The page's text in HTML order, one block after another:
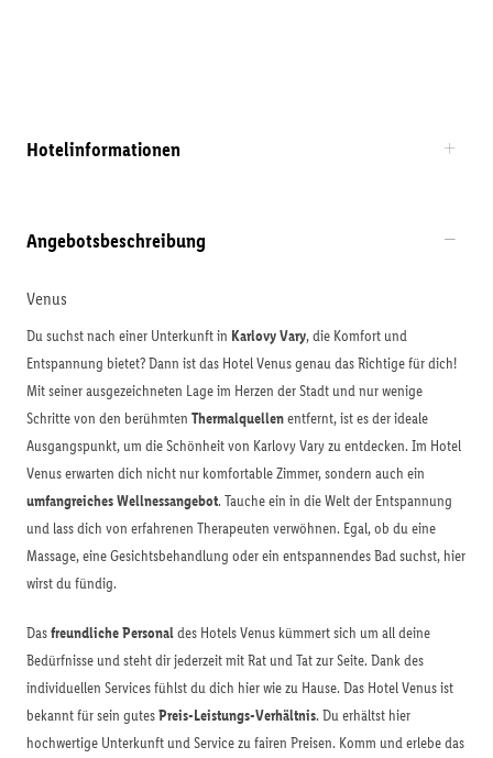
Hotelinformationen
Angebotsbeschreibung
Venus
Du suchst nach einer Unterkunft in Karlovy Vary, die Komfort und
Entspannung bietet? Dann ist das Hotel Venus genau das Richtige für dich!
Mit seiner ausgezeichneten Lage im Herzen der Stadt und nur wenige
Schritte von den berühmten Thermalquellenentfernt, ist es der ideale
Ausgangspunkt, um die Schönheit von Karlovy Vary zu entdecken. Im Hotel
Venus erwarten dich nicht nur komfortable Zimmer, sondern auch ein
umfangreiches Wellnessangebot. Tauche ein in die Welt der Entspannung
und lass dich von erfahrenen Therapeuten verwöhnen. Egal, ob du eine
Massage, eine Gesichtsbehandlung oder ein entspannendes Bad suchst, hier
wirst du fündig.
Dasfreundliche Personaldes Hotels Venus kümmert sich um all deine
Bedürfnisse und steht dir jederzeit mit Rat und Tat zur Seite. Dank des
individuellen Services fühlst du dich hier wie zu Hause. Das Hotel Venus ist
bekannt für sein gutesPreis-Leistungs-Verhältnis. Du erhältst hier
hochwertige Unterkunft und Service zu fairen Preisen. Komm und erlebe das